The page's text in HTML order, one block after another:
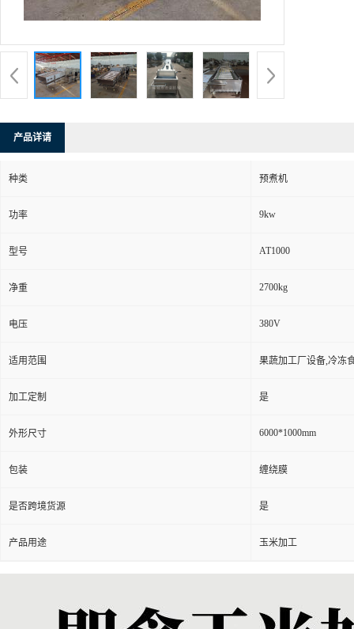
产品详请
种类 预煮机
功率 9kw
型号 AT1000
净重 2700kg
电压 380V
适用范围 果蔬加工厂设备,冷冻
加工定制 是
外形尺寸 6000*1000mm
包装 缠绕膜
是否跨境货源 是
产品用途 玉米加工